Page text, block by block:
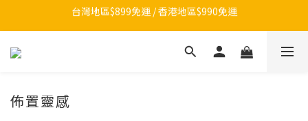
【夏日總動員】買任款式筆記本再送內頁！>>點我
LINE官方帳號開張啦！▶ 加好友領$100
【夏日總動員】買任款式筆記本再送內頁！>>點我
佈置靈感